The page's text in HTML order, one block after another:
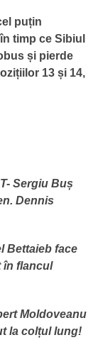
puțin
timp ce Sibiul
și pierde
13 și 14,
Sergiu Buș
Dennis
Bettaieb face
în flancul
Moldoveanu
la colțul lung!